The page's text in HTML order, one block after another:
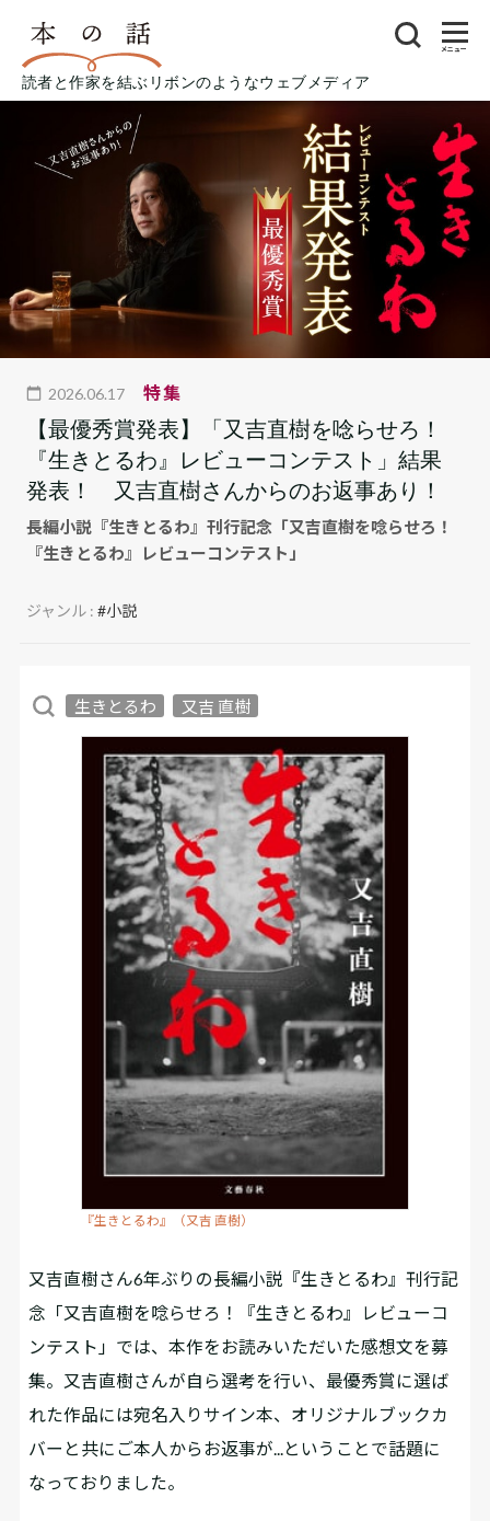
読者と作家を結ぶリボンのようなウェブメディア
メニュー
2026.06.17 特集
【最優秀賞発表】「又吉直樹を唸らせろ！
『生きとるわ』レビューコンテスト」結果
発表！ 又吉直樹さんからのお返事あり！
長編小説『生きとるわ』刊行記念「又吉直樹を唸らせろ！
『生きとるわ』レビューコンテスト」
ジャンル :#小説
生きとるわ 又吉 直樹
『生きとるわ』（又吉 直樹）
又吉直樹さん6年ぶりの長編小説『生きとるわ』刊行記
念「又吉直樹を唸らせろ！『生きとるわ』レビューコ
ンテスト」では、本作をお読みいただいた感想文を募
集。又吉直樹さんが自ら選考を行い、最優秀賞に選ば
れた作品には宛名入りサイン本、オリジナルブックカ
バーと共にご本人からお返事が...ということで話題に
なっておりました。